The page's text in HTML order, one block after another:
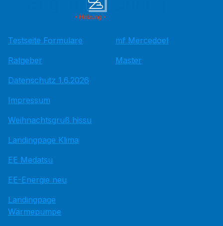
Testseite Formulare
Ratgeber
Datenschutz 1.6.2026
Impressum
Weihnachtsgruß hissu
Landingpage Klima
EE Medatsu
EE-Energie neu
Landingpage
Wärmepumpe
mf Mercedoel
Master